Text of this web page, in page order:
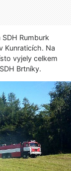
Rumburk
Kunraticích. Na
vyjely celkem
Brtníky.